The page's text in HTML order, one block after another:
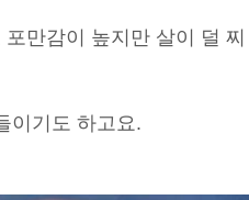
만감이 높지만 살이 덜 찌
이기도 하고요.